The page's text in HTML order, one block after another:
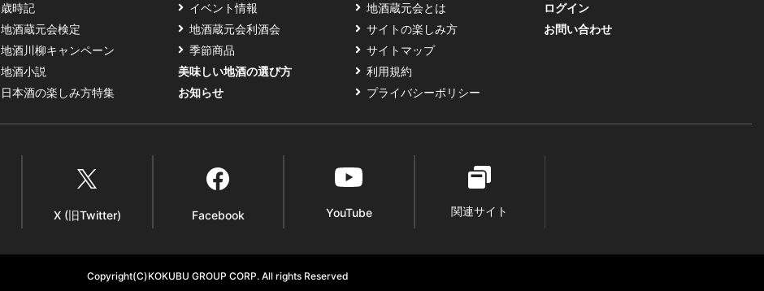
歳時記
地酒蔵元会検定
地酒川柳キャンペーン
地酒小説
日本酒の楽しみ方特集
イベント情報
地酒蔵元会利酒会
季節商品
美味しい地酒の選び方
お知らせ
地酒蔵元会とは
サイトの楽しみ方
サイトマップ
利用規約
プライバシーポリシー
ログイン
お問い合わせ
X (旧Twitter) Facebook YouTube 関連サイト
Copyright(C)KOKUBU GROUP CORP. All rights Reserved